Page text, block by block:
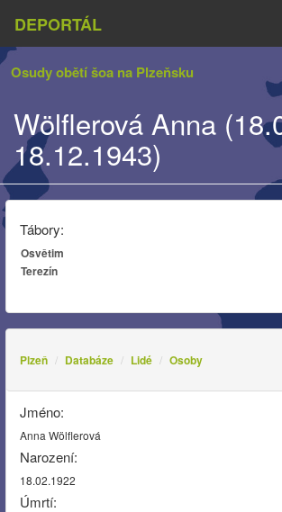
DEPORTÁL
Osudy obětí šoa na Plzeňsku
Wölflerová Anna
18.12.1943)
Tábory:
Osvětim
Terezín
Plzeň Databáze Lidé Osoby
Jméno:
Anna Wölflerová
Narození:
18.02.1922
Úmrtí: